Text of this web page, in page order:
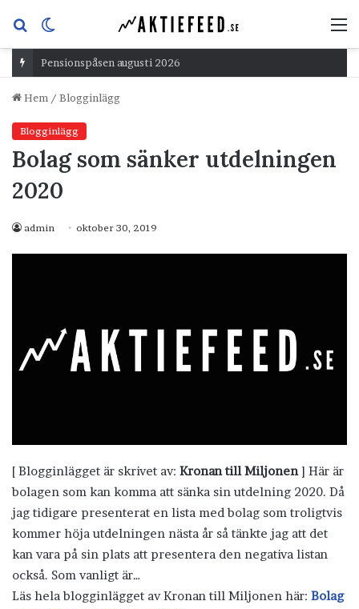
Sök
efterskin
Pensionspåsen augusti 2026
Hem / Blogginlägg
Blogginlägg
Bolag som sänker utdelningen
2020
admin oktober 30, 2019
[ Blogginlägget är skrivet av: Kronan till Miljonen] Här är
bolagen som kan komma att sänka sin utdelning 2020. Då
jag tidigare presenterat en lista med bolag som troligtvis
kommer höja utdelningen nästa år så tänkte jag att det
kan vara på sin plats att presentera den negativa listan
också. Som vanligt är…
Läs hela blogginlägget av Kronan till Miljonen här: Bolag